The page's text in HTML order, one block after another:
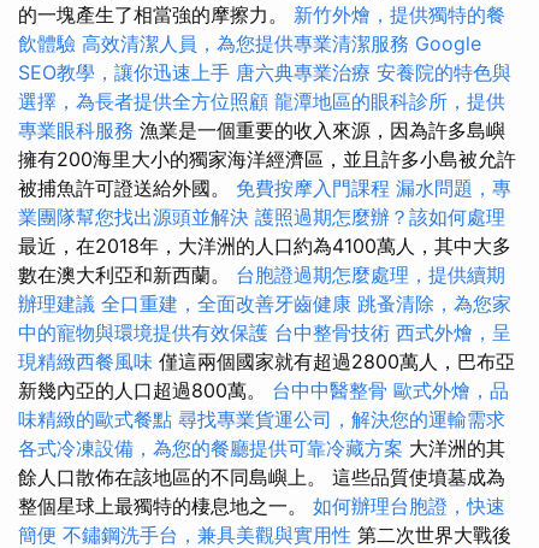
的一塊產生了相當強的摩擦力。 新竹外燴，提供獨特的餐
飲體驗 高效清潔人員，為您提供專業清潔服務 Google
SEO教學，讓你迅速上手 唐六典專業治療 安養院的特色與
選擇，為長者提供全方位照顧 龍潭地區的眼科診所，提供
專業眼科服務 漁業是一個重要的收入來源，因為許多島嶼
擁有200海里大小的獨家海洋經濟區，並且許多小島被允許
被捕魚許可證送給外國。 免費按摩入門課程 漏水問題，專
業團隊幫您找出源頭並解決 護照過期怎麼辦？該如何處理
最近，在2018年，大洋洲的人口約為4100萬人，其中大多
數在澳大利亞和新西蘭。 台胞證過期怎麼處理，提供續期
辦理建議 全口重建，全面改善牙齒健康 跳蚤清除，為您家
中的寵物與環境提供有效保護 台中整骨技術 西式外燴，呈
現精緻西餐風味 僅這兩個國家就有超過2800萬人，巴布亞
新幾內亞的人口超過800萬。 台中中醫整骨 歐式外燴，品
味精緻的歐式餐點 尋找專業貨運公司，解決您的運輸需求
各式冷凍設備，為您的餐廳提供可靠冷藏方案 大洋洲的其
餘人口散佈在該地區的不同島嶼上。 這些品質使墳墓成為
整個星球上最獨特的棲息地之一。 如何辦理台胞證，快速
簡便 不鏽鋼洗手台，兼具美觀與實用性 第二次世界大戰後